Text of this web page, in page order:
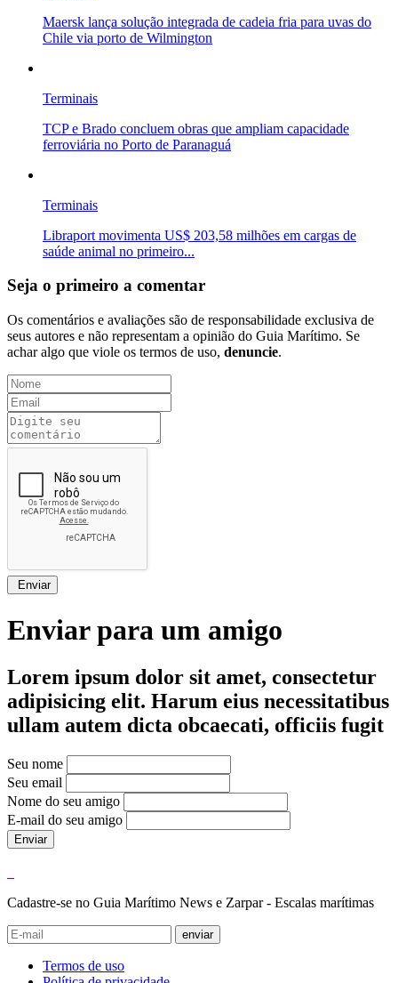
Maersk lança solução integrada de cadeia fria para uvas do
Chile via porto de Wilmington
Terminais
TCP e Brado concluem obras que ampliam capacidade
ferroviária no Porto de Paranaguá
Terminais
Libraport movimenta US$ 203,58 milhões em cargas de
saúde animal no primeiro...
Seja o primeiro a comentar
Os comentários e avaliações são de responsabilidade exclusiva de
seus autores e não representam a opinião do Guia Marítimo. Se
achar algo que viole os termos de uso, denuncie.
Enviar
Enviar para um amigo
Lorem ipsum dolor sit amet, consectetur
adipisicing elit. Harum eius necessitatibus
ullam autem dicta obcaecati, officiis fugit
Seu nome
Seu email
Nome do seu amigo
E-mail do seu amigo
Enviar
Cadastre-se no Guia Marítimo News e Zarpar - Escalas marítimas
enviar
Termos de uso